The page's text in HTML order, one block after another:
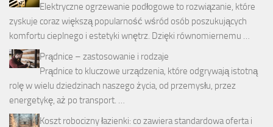
Elektryczne ogrzewanie podłogowe to rozwiązanie, które
zyskuje coraz większą popularność wśród osób poszukujących
komfortu cieplnego i estetyki wnętrz. Dzięki równomiernemu …
Prądnice – zastosowanie i rodzaje
Prądnice to kluczowe urządzenia, które odgrywają istotną
rolę w wielu dziedzinach naszego życia, od przemysłu, przez
energetykę, aż po transport. …
Koszt robocizny łazienki: co zawiera standardowa oferta i